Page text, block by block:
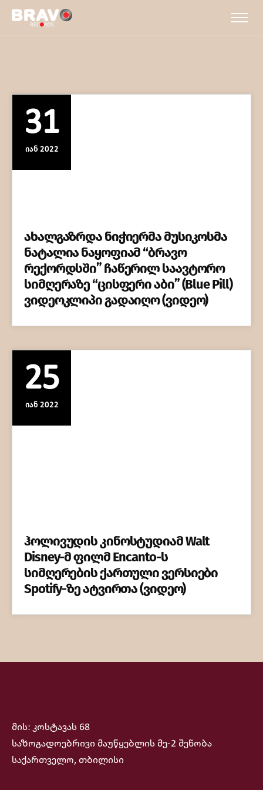
31
ᲘᲐᲜ 2022
ახალგაზრდა ნიჭიერმა მუსიკოსმა
ნატალია ნაყოფიამ “ბრავო
რექორდსში” ჩაწერილ საავტორო
სიმღერაზე “ცისფერი აბი” (Blue Pill)
ვიდეოკლიპი გადაიღო (ვიდეო)
25
ᲘᲐᲜ 2022
ჰოლივუდის კინოსტუდიამ Walt
Disney-მ ფილმ Encanto-ს
სიმღერების ქართული ვერსიები
Spotify-ზე ატვირთა (ვიდეო)
მის: კოსტავას 68
საზოგადოებრივი მაუწყებლის მე-2 შენობა
საქართველო, თბილისი